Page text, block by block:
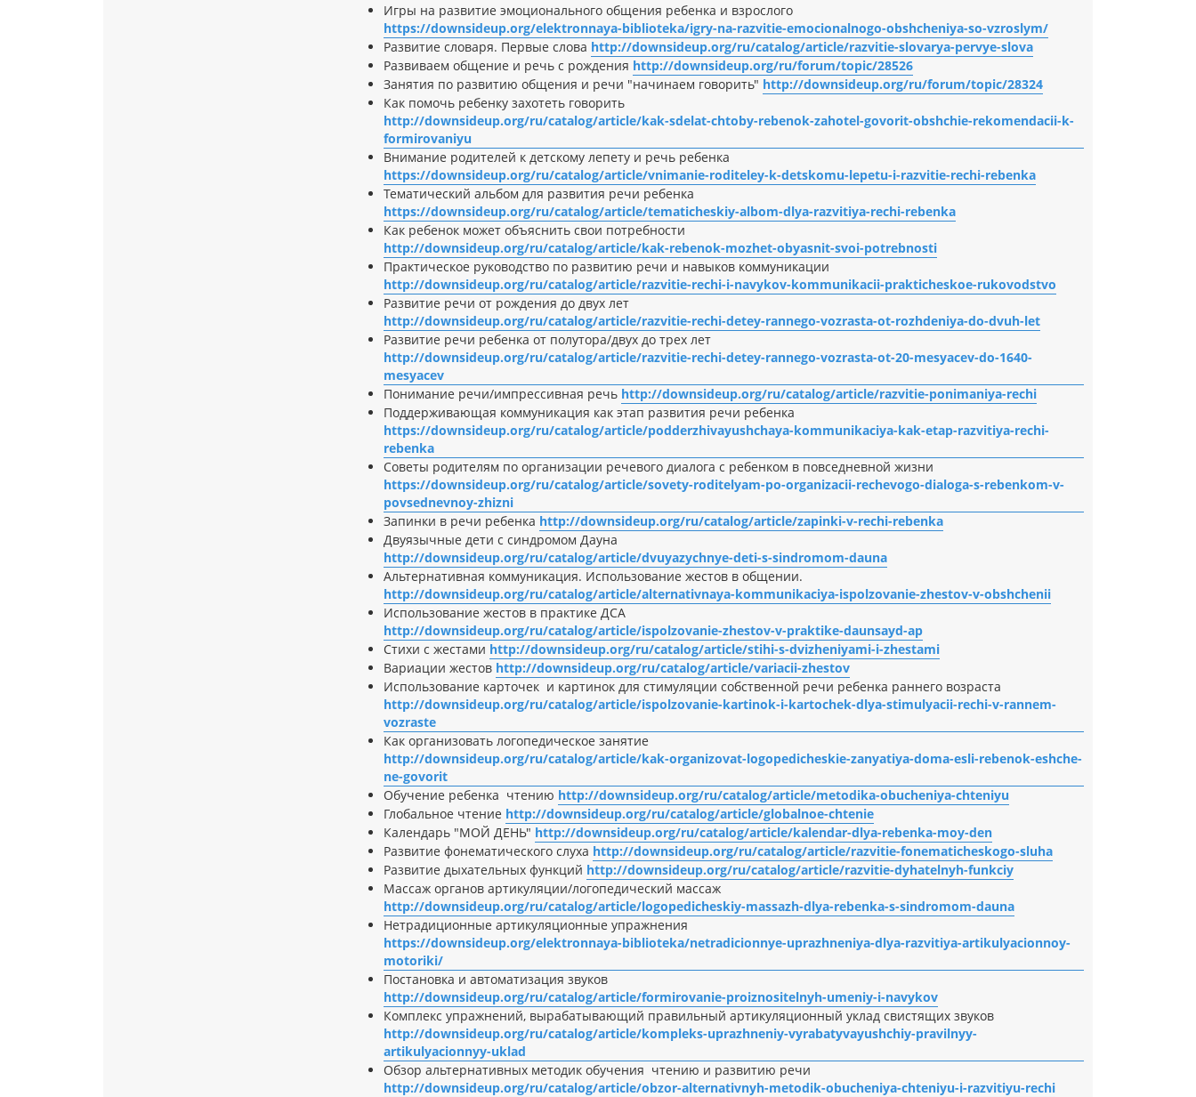
Игры на развитие эмоционального общения ребенка и взрослого
https://downsideup.org/elektronnaya-biblioteka/igry-na-razvitie-emocionalnogo-obshcheniya-so-vzroslym/
Развитие словаря. Первые слова http://downsideup.org/ru/catalog/article/razvitie-slovarya-pervye-slova
Развиваем общение и речь с рождения http://downsideup.org/ru/forum/topic/28526
Занятия по развитию общения и речи "начинаем говорить" http://downsideup.org/ru/forum/topic/28324
Как помочь ребенку захотеть говорить
http://downsideup.org/ru/catalog/article/kak-sdelat-chtoby-rebenok-zahotel-govorit-obshchie-rekomendacii-k-
formirovaniyu
Внимание родителей к детскому лепету и речь ребенка
https://downsideup.org/ru/catalog/article/vnimanie-roditeley-k-detskomu-lepetu-i-razvitie-rechi-rebenka
Тематический альбом для развития речи ребенка
https://downsideup.org/ru/catalog/article/tematicheskiy-albom-dlya-razvitiya-rechi-rebenka
Как ребенок может объяснить свои потребности
http://downsideup.org/ru/catalog/article/kak-rebenok-mozhet-obyasnit-svoi-potrebnosti
Практическое руководство по развитию речи и навыков коммуникации
http://downsideup.org/ru/catalog/article/razvitie-rechi-i-navykov-kommunikacii-prakticheskoe-rukovodstvo
Развитие речи от рождения до двух лет
http://downsideup.org/ru/catalog/article/razvitie-rechi-detey-rannego-vozrasta-ot-rozhdeniya-do-dvuh-let
Развитие речи ребенка от полутора/двух до трех лет
http://downsideup.org/ru/catalog/article/razvitie-rechi-detey-rannego-vozrasta-ot-20-mesyacev-do-1640-
mesyacev
Понимание речи/импрессивная речь http://downsideup.org/ru/catalog/article/razvitie-ponimaniya-rechi
Поддерживающая коммуникация как этап развития речи ребенка
https://downsideup.org/ru/catalog/article/podderzhivayushchaya-kommunikaciya-kak-etap-razvitiya-rechi-
rebenka
Советы родителям по организации речевого диалога с ребенком в повседневной жизни
https://downsideup.org/ru/catalog/article/sovety-roditelyam-po-organizacii-rechevogo-dialoga-s-rebenkom-v-
povsednevnoy-zhizni
Запинки в речи ребенка http://downsideup.org/ru/catalog/article/zapinki-v-rechi-rebenka
Двуязычные дети с синдромом Дауна
http://downsideup.org/ru/catalog/article/dvuyazychnye-deti-s-sindromom-dauna
Альтернативная коммуникация. Использование жестов в общении.
http://downsideup.org/ru/catalog/article/alternativnaya-kommunikaciya-ispolzovanie-zhestov-v-obshchenii
Использование жестов в практике ДСА
http://downsideup.org/ru/catalog/article/ispolzovanie-zhestov-v-praktike-daunsayd-ap
Стихи с жестами http://downsideup.org/ru/catalog/article/stihi-s-dvizheniyami-i-zhestami
Вариации жестов http://downsideup.org/ru/catalog/article/variacii-zhestov
Использование карточек и картинок для стимуляции собственной речи ребенка раннего возраста
http://downsideup.org/ru/catalog/article/ispolzovanie-kartinok-i-kartochek-dlya-stimulyacii-rechi-v-rannem-
vozraste
Как организовать логопедическое занятие
http://downsideup.org/ru/catalog/article/kak-organizovat-logopedicheskie-zanyatiya-doma-esli-rebenok-eshche-
ne-govorit
Обучение ребенка чтению http://downsideup.org/ru/catalog/article/metodika-obucheniya-chteniyu
Глобальное чтение http://downsideup.org/ru/catalog/article/globalnoe-chtenie
Календарь "МОЙ ДЕНЬ" http://downsideup.org/ru/catalog/article/kalendar-dlya-rebenka-moy-den
Развитие фонематического слуха http://downsideup.org/ru/catalog/article/razvitie-fonematicheskogo-sluha
Развитие дыхательных функций http://downsideup.org/ru/catalog/article/razvitie-dyhatelnyh-funkciy
Массаж органов артикуляции/логопедический массаж
http://downsideup.org/ru/catalog/article/logopedicheskiy-massazh-dlya-rebenka-s-sindromom-dauna
Нетрадиционные артикуляционные упражнения
https://downsideup.org/elektronnaya-biblioteka/netradicionnye-uprazhneniya-dlya-razvitiya-artikulyacionnoy-
motoriki/
Постановка и автоматизация звуков
http://downsideup.org/ru/catalog/article/formirovanie-proiznositelnyh-umeniy-i-navykov
Комплекс упражнений, вырабатывающий правильный артикуляционный уклад свистящих звуков
http://downsideup.org/ru/catalog/article/kompleks-uprazhneniy-vyrabatyvayushchiy-pravilnyy-
artikulyacionnyy-uklad
Обзор альтернативных методик обучения чтению и развитию речи
http://downsideup.org/ru/catalog/article/obzor-alternativnyh-metodik-obucheniya-chteniyu-i-razvitiyu-rechi